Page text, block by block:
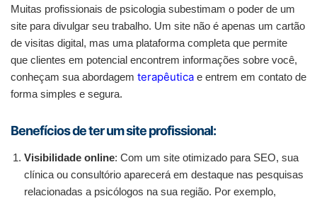
Muitas profissionais de psicologia subestimam o poder de um
site para divulgar seu trabalho. Um site não é apenas um cartão
de visitas digital, mas uma plataforma completa que permite
que clientes em potencial encontrem informações sobre você,
conheçam sua abordagem terapêutica e entrem em contato de
forma simples e segura.
Benefícios de ter um site profissional:
Visibilidade online: Com um site otimizado para SEO, sua
clínica ou consultório aparecerá em destaque nas pesquisas
relacionadas a psicólogos na sua região. Por exemplo,